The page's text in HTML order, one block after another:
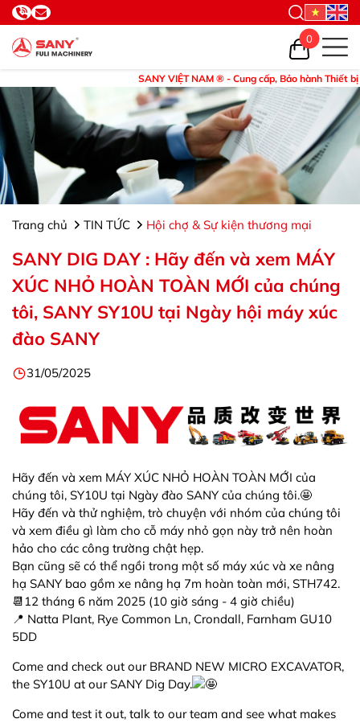
SANY VIỆT NAM ® - Cung cấp, Bảo hành Thiết bị và
0
Trang chủ TIN TỨC Hội chợ & Sự kiện thương mại
SANY DIG DAY : Hãy đến và xem MÁY
XÚC NHỎ HOÀN TOÀN MỚI của chúng
tôi, SANY SY10U tại Ngày hội máy xúc
đào SANY
31/05/2025
Hãy đến và xem MÁY XÚC NHỎ HOÀN TOÀN MỚI của
chúng tôi, SY10U tại Ngày đào SANY của chúng tôi.🤩
Hãy đến và thử nghiệm, trò chuyện với nhóm của chúng tôi
và xem điều gì làm cho cỗ máy nhỏ gọn này trở nên hoàn
hảo cho các công trường chật hẹp.
Bạn cũng sẽ có thể ngồi trong một số máy xúc và xe nâng
hạ SANY bao gồm xe nâng hạ 7m hoàn toàn mới, STH742.
📆12 tháng 6 năm 2025 (10 giờ sáng - 4 giờ chiều)
📍 Natta Plant, Rye Common Ln, Crondall, Farnham GU10
5DD
Come and check out our BRAND NEW MICRO EXCAVATOR,
the SY10U at our SANY Dig Day.
Come and test it out, talk to our team and see what makes